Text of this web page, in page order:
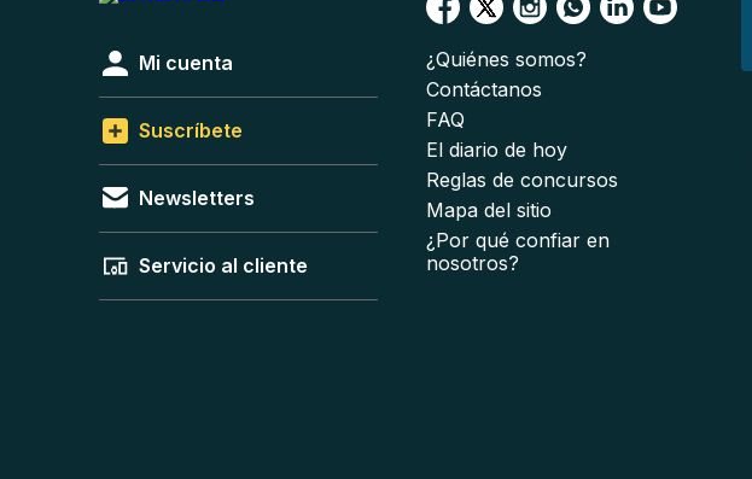
Mi cuenta
Suscríbete
Newsletters
Servicio al cliente
¿Quiénes somos?
Contáctanos
FAQ
El diario de hoy
Reglas de concursos
Mapa del sitio
¿Por qué confiar en
nosotros?